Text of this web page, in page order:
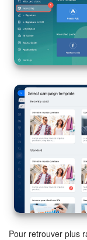
Entreprise
Market
Paramètres
Widget de
Téléphonie
Réseau
Bitrix24
Pour retrouver plus